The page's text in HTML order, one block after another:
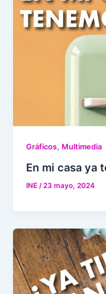
Gráficos, Multimedia
En mi casa ya
INE/23 mayo, 2024